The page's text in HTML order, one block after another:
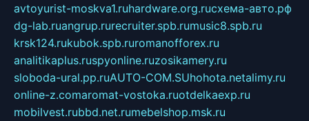
avtoyurist-moskva1.ruhardware.org.ruсхема-авто.рф
dg-lab.ruangrup.rurecruiter.spb.rumusic8.spb.ru
krsk124.rukubok.spb.ruromanofforex.ru
analitikaplus.ruspyonline.ruzosikamery.ru
sloboda-ural.pp.ruAUTO-COM.SUhohota.netalimy.ru
online-z.comaromat-vostoka.ruotdelkaexp.ru
mobilvest.rubbd.net.rumebelshop.msk.ru